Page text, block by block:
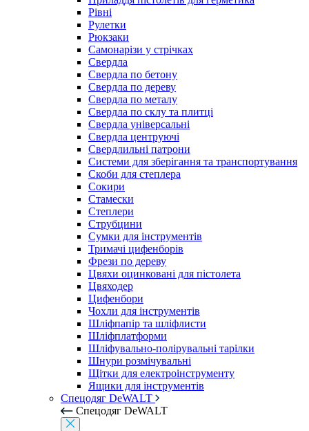
Рівні
Рулетки
Рюкзаки
Самонарізи у стрічках
Свердла
Свердла по бетону
Свердла по дереву
Свердла по металу
Свердла по склу та плитці
Свердла універсальні
Свердла центруючі
Свердлильні патрони
Системи для зберігання та транспортування
Скоби для степлера
Сокири
Стамески
Степлери
Струбцини
Сумки для інструментів
Тримачі цифенборів
Фрези по дереву
Цвяхи оцинковані для пістолета
Цвяходер
Цифенбори
Чохли для інструментів
Шліфпапір та шліфлисти
Шліфплатформи
Шліфувально-полірувальні тарілки
Шнури розмічувальні
Щітки для електроінструменту
Ящики для інструментів
Спецодяг DeWALT
Спецодяг DeWALT